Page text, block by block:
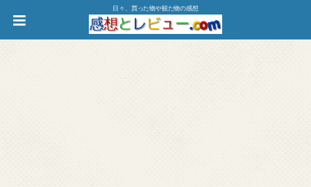
日々、買った物や観た物の感想